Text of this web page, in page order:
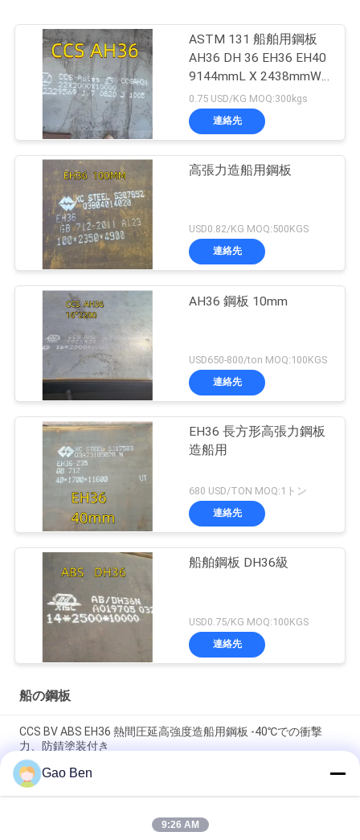
ASTM 131 船舶用鋼板
AH36 DH 36 EH36 EH40
9144mmL X 2438mmW
X 20mmT
0.75 USD/KG MOQ:300kgs
連絡先
高張力造船用鋼板
USD0.82/KG MOQ:500KGS
連絡先
AH36 鋼板 10mm
USD650-800/ton MOQ:100KGS
連絡先
EH36 長方形高張力鋼板
造船用
680 USD/TON MOQ:1トン
連絡先
船舶鋼板 DH36級
USD0.75/KG MOQ:100KGS
連絡先
船の鋼板
CCS BV ABS EH36 熱間圧延高強度造船用鋼板 -40℃での衝撃
力、防錆塗装付き
LR CCS BV ABS AH36 DH36 EH36 海上プラットフォーム用熱巻
き船用鋼板
船舶プレート ABS LR CCS AH36級 サイズ 2000 x 8000 mm 厚さ
Gao Ben
9:26 AM